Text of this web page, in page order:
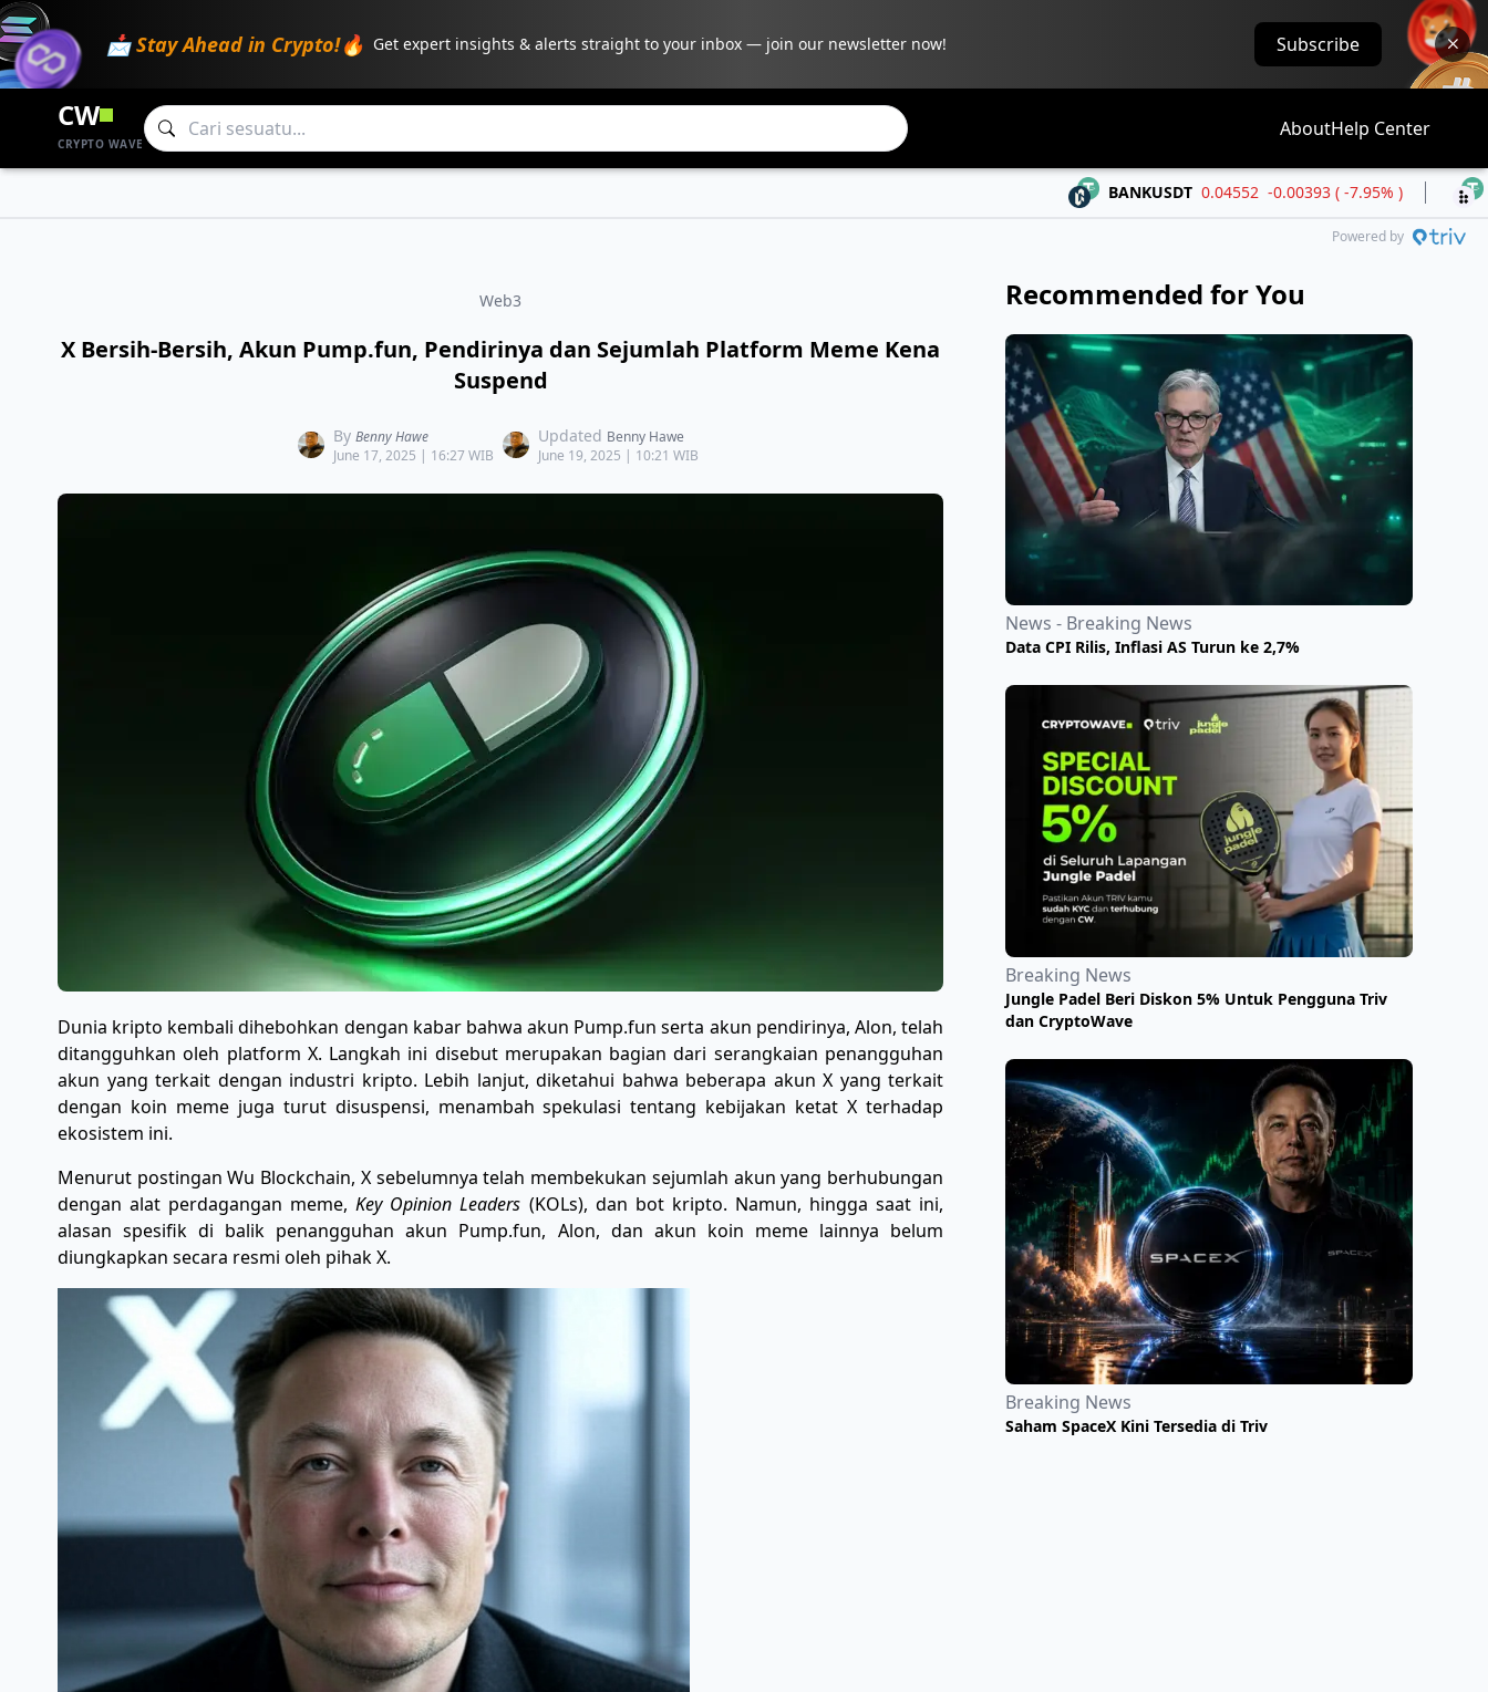
📩 Stay Ahead in Crypto!🔥 Get expert insights & alerts straight to your inbox — join our newsletter now! Subscribe
CW
CRYPTO WAVE
AboutHelp Center
BANKUSDT 0.04552 -0.00393 ( -7.95% ) BLESSUSDT
Powered by
Web3
X Bersih-Bersih, Akun Pump.fun, Pendirinya dan Sejumlah Platform Meme Kena
Suspend
By Benny Hawe
June 17, 2025 | 16:27 WIB
Updated Benny Hawe
June 19, 2025 | 10:21 WIB
Dunia kripto kembali dihebohkan dengan kabar bahwa akun Pump.fun serta akun pendirinya, Alon, telah
ditangguhkan oleh platform X. Langkah ini disebut merupakan bagian dari serangkaian penangguhan
akun yang terkait dengan industri kripto. Lebih lanjut, diketahui bahwa beberapa akun X yang terkait
dengan koin meme juga turut disuspensi, menambah spekulasi tentang kebijakan ketat X terhadap
ekosistem ini.
Menurut postingan Wu Blockchain, X sebelumnya telah membekukan sejumlah akun yang berhubungan
dengan alat perdagangan meme,Key Opinion Leaders (KOLs), dan bot kripto. Namun, hingga saat ini,
alasan spesifik di balik penangguhan akun Pump.fun, Alon, dan akun koin meme lainnya belum
diungkapkan secara resmi oleh pihak X.
Recommended for You
News - Breaking News
Data CPI Rilis, Inflasi AS Turun ke 2,7%
Breaking News
Jungle Padel Beri Diskon 5% Untuk Pengguna Triv
dan CryptoWave
Breaking News
Saham SpaceX Kini Tersedia di Triv